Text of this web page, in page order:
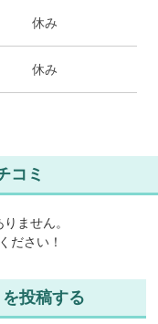
休み
休み
コミ
ません。
ださい！
投稿する